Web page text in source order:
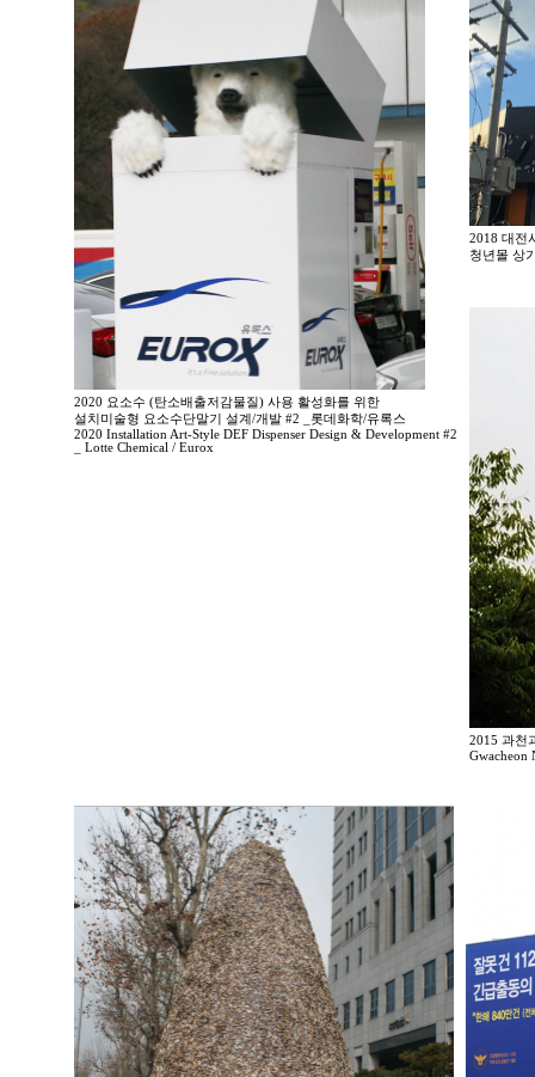
2020 요소수 (탄소배출저감물질) 사용 활성화를 위한
설치미술형 요소수단말기 설계/개발 #2 _롯데화학/유록스
2020 Installation Art-Style DEF Dispenser Design & Development #2
_ Lotte Chemical / Eurox
2018 대전
청년몰 상
2015 과천
Gwacheon